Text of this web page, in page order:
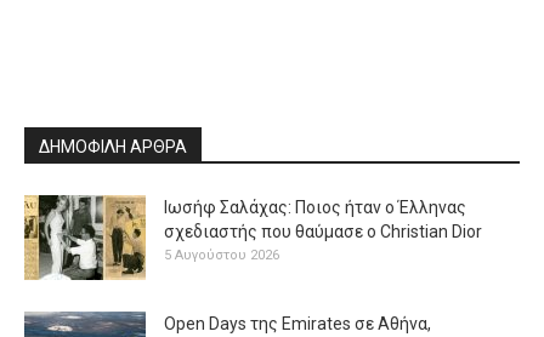
ΔΗΜΟΦΙΛΗ ΑΡΘΡΑ
Ιωσήφ Σαλάχας: Ποιος ήταν ο Έλληνας
σχεδιαστής που θαύμασε ο Christian Dior
5 Αυγούστου 2026
Open Days της Emirates σε Αθήνα,